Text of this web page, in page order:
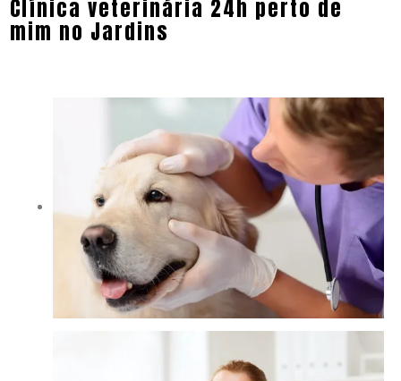
Clínica veterinária 24h perto de
mim no Jardins